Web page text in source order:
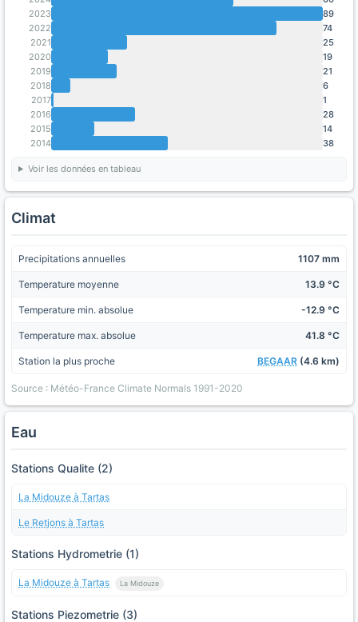
2023
89
2022
74
2021
25
2020
19
2019
21
2018
6
2017
1
2016
28
2015
14
2014
38
Voir les données en tableau
Climat
Precipitations annuelles 1107 mm
Temperature moyenne 13.9 °C
Temperature min. absolue -12.9 °C
Temperature max. absolue 41.8 °C
Station la plus proche BEGAAR (4.6 km)
Source : Météo-France Climate Normals 1991-2020
Eau
Stations Qualite (2)
La Midouze à Tartas
Le Retjons à Tartas
Stations Hydrometrie (1)
La Midouze à Tartas La Midouze
Stations Piezometrie (3)